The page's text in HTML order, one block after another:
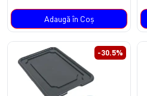
Adaugă în Coş
-30.5%